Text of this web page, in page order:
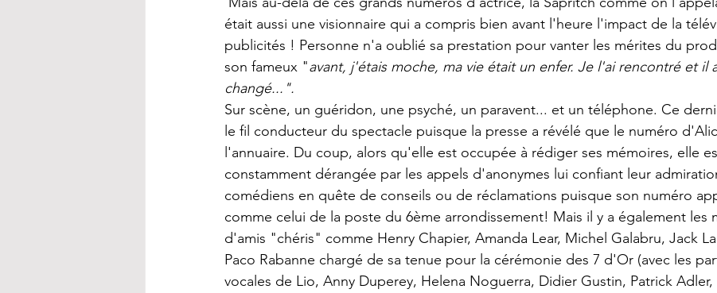
était aussi une visionnaire qui a compris bien avant l'heure l'impact de la
publicités ! Personne n'a oublié sa prestation pour vanter les mérites du
son fameux "avant, j'étais moche, ma vie était un enfer. Je l'ai rencontré et il
changé...".
Sur scène, un guéridon, une psyché, un paravent... et un téléphone. Ce
le fil conducteur du spectacle puisque la presse a révélé que le numéro
l'annuaire. Du coup, alors qu'elle est occupée à rédiger ses mémoires, elle
constamment dérangée par les appels d'anonymes lui confiant leur
comédiens en quête de conseils ou de réclamations puisque son numéro
comme celui de la poste du 6ème arrondissement! Mais il y a également les
d'amis "chéris" comme Henry Chapier, Amanda Lear, Michel Galabru, Jack
Paco Rabanne chargé de sa tenue pour la cérémonie des 7 d'Or (avec les
vocales de Lio, Anny Duperey, Helena Noguerra, Didier Gustin, Patrick Adler,